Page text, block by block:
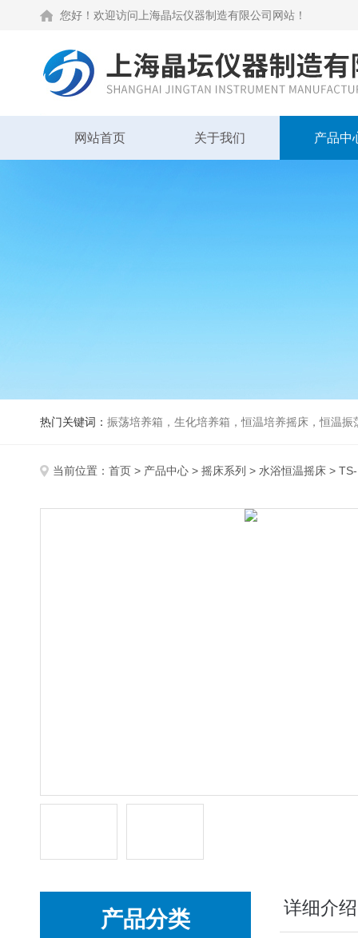
您好！欢迎访问上海晶坛仪器制造有限公司网站！
网站首页 关于我们 产品中
热门关键词： 振荡培养箱，生化培养箱，恒温培养摇床，恒温振荡器
当前位置： 首页 > 产品中心 > 摇床系列 > 水浴恒温摇床 >
产品分类 详细介绍